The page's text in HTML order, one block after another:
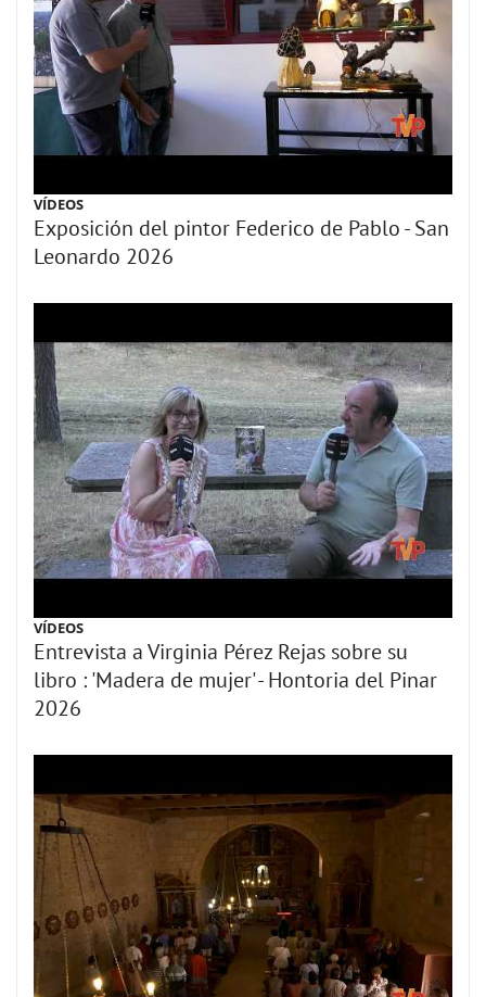
VÍDEOS
Exposición del pintor Federico de Pablo - San
Leonardo 2026
VÍDEOS
Entrevista a Virginia Pérez Rejas sobre su
libro : 'Madera de mujer' - Hontoria del Pinar
2026